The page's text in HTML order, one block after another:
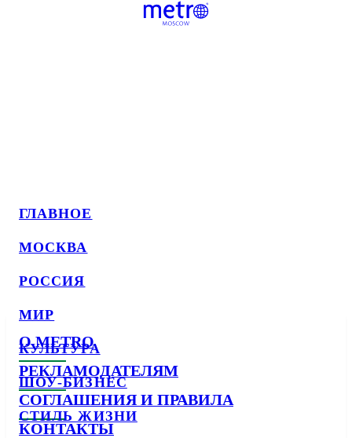
ГЛАВНОЕ
МОСКВА
РОССИЯ
МИР
КУЛЬТУРА
ШОУ-БИЗНЕС
СТИЛЬ ЖИЗНИ
О METRO
РЕКЛАМОДАТЕЛЯМ
СОГЛАШЕНИЯ И ПРАВИЛА
КОНТАКТЫ